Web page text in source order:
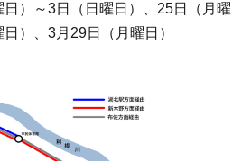
）～3日（日曜日）、25日（月曜
）、3月29日（月曜日）